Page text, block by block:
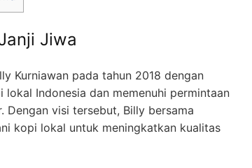
Jiwa
Kurniawan pada tahun 2018 dengan
Indonesia dan memenuhi permintaan
Dengan visi tersebut, Billy bersama
kopi lokal untuk meningkatkan kualitas